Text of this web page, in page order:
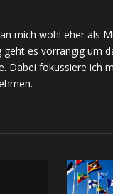
mich wohl eher als
es vorrangig um
Dabei fokussiere ich